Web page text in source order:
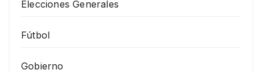
Elecciones Generales
Fútbol
Gobierno